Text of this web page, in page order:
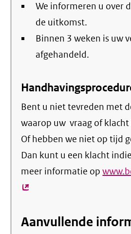
We informeren u over
de uitkomst.
Binnen 3 weken is uw
afgehandeld.
Bent u niet tevreden met
waarop uw vraag of klacht
Of hebben we niet op tijd
Dan kunt u een klacht
meer informatie op
Aanvullende